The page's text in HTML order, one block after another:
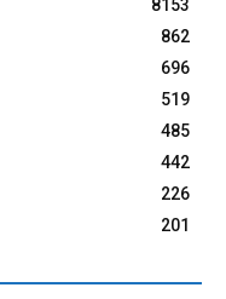
8153
862
696
519
485
442
226
201